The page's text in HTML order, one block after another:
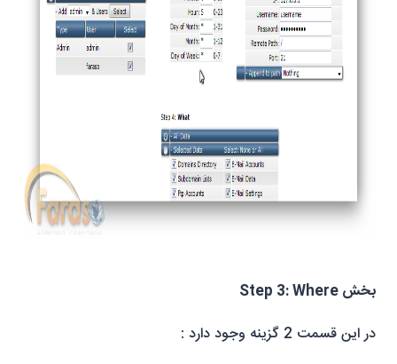
Step 3: Where بخش
در این قسمت 2 گزینه وجود دارد :